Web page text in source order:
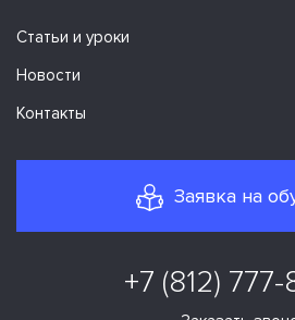
Статьи и уроки
Новости
Контакты
Заявка на
+7 (812)